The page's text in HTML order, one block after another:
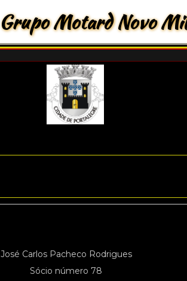
Grupo Motard Novo
José Carlos Pacheco Rodrigues
Sócio número 78